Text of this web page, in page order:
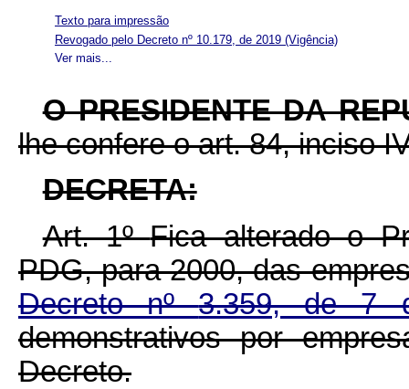
Texto para impressão
Ver mais...
Revogado pelo Decreto nº 10.179, de 2019 (Vigência)
O PRESIDENTE DA
lhe confere o art. 84, inciso
DECRETA:
Art. 1ºFica alterado o
PDG, para 2000, das
Decreto nº3.359, de 7
demonstrativos por
Decreto.